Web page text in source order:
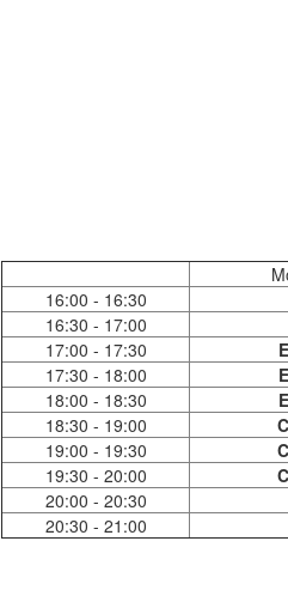
16:00 - 16:30
16:30 - 17:00
17:00 - 17:30
E
17:30 - 18:00
E
18:00 - 18:30
E
18:30 - 19:00
C
19:00 - 19:30
C
19:30 - 20:00
C
20:00 - 20:30
20:30 - 21:00